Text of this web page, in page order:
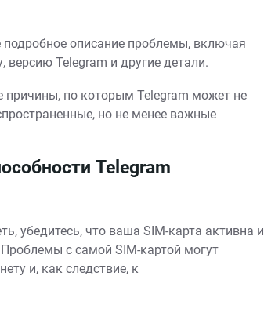
описание проблемы, включая
версию Telegram и другие детали.
по которым Telegram может не
но не менее важные
Telegram
убедитесь, что ваша SIM-карта активна и
с самой SIM-картой могут
и, как следствие, к